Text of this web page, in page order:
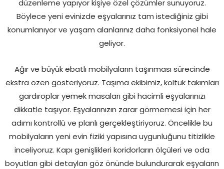
düzenleme yapıyor kişiye özel çözümler sunuyoruz.
Böylece yeni evinizde eşyalarınız tam istediğiniz gibi
konumlanıyor ve yaşam alanlarınız daha fonksiyonel hale
geliyor.
Ağır ve büyük ebatlı mobilyaların taşınması sürecinde
ekstra özen gösteriyoruz. Taşıma ekibimiz, koltuk takımları
gardıroplar yemek masaları gibi hacimli eşyalarınızı
dikkatle taşıyor. Eşyalarınızın zarar görmemesi için her
adımı kontrollü ve planlı gerçekleştiriyoruz. Öncelikle bu
mobilyaların yeni evin fiziki yapısına uygunluğunu titizlikle
inceliyoruz. Kapı genişlikleri koridorların ölçüleri ve oda
boyutları gibi detayları göz önünde bulundurarak eşyaların